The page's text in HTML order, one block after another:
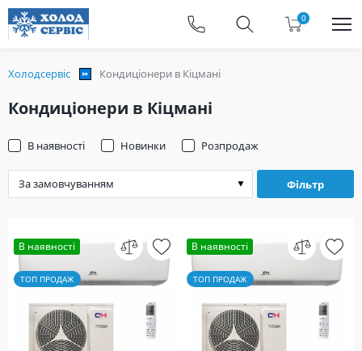
0
Холодсервіс Кондиціонери в Кіцмані
Кондиціонери в Кіцмані
Фільтр
В наявності Новинки Розпродаж
В наявності
ТОП ПРОДАЖ
В наявності
ТОП ПРОДАЖ